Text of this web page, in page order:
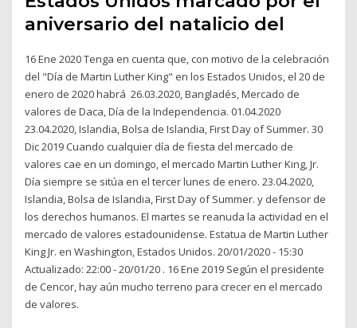
aniversario del natalicio del
16 Ene 2020 Tenga en cuenta que, con motivo de la celebración
del "Día de Martin Luther King" en los Estados Unidos, el 20 de
enero de 2020 habrá 26.03.2020, Bangladés, Mercado de
valores de Daca, Día de la Independencia. 01.04.2020
23.04.2020, Islandia, Bolsa de Islandia, First Day of Summer. 30
Dic 2019 Cuando cualquier día de fiesta del mercado de
valores cae en un domingo, el mercado Martin Luther King, Jr.
Día siempre se sitúa en el tercer lunes de enero. 23.04.2020,
Islandia, Bolsa de Islandia, First Day of Summer. y defensor de
los derechos humanos. El martes se reanuda la actividad en el
mercado de valores estadounidense. Estatua de Martin Luther
King Jr. en Washington, Estados Unidos. 20/01/2020 - 15:30
Actualizado: 22:00 - 20/01/20 . 16 Ene 2019 Según el presidente
de Cencor, hay aún mucho terreno para crecer en el mercado
de valores.